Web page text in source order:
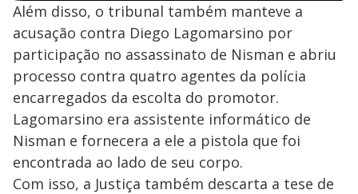
Além disso, o tribunal também manteve a
acusação contra Diego Lagomarsino por
participação no assassinato de Nisman e abriu
processo contra quatro agentes da polícia
encarregados da escolta do promotor.
Lagomarsino era assistente informático de
Nisman e fornecera a ele a pistola que foi
encontrada ao lado de seu corpo.
Com isso, a Justiça também descarta a tese de